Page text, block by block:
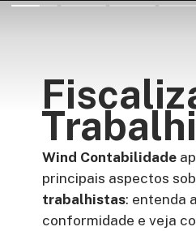
Wind Contabilidade
principais aspectos
trabalhistas: entenda
conformidade e veja